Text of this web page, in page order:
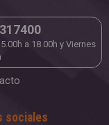
a 18.00h y Viernes
sociales